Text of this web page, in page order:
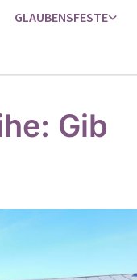
GLAUBENSFESTE
Gib